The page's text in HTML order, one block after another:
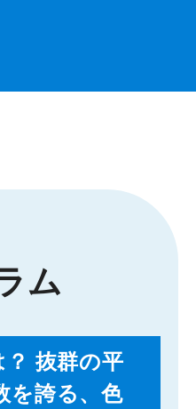
ム
？ 抜群の平
を誇る、色